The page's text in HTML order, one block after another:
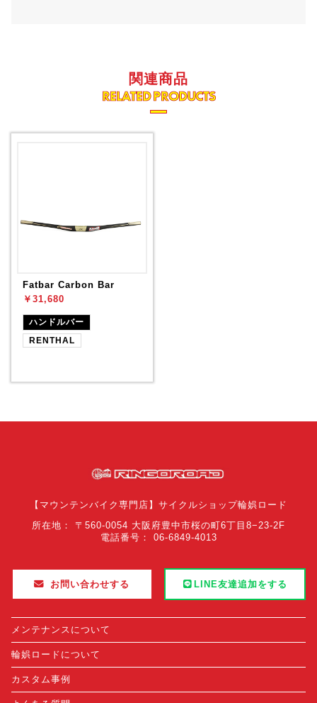
関連商品
RELATED PRODUCTS
Fatbar Carbon Bar
￥31,680
ハンドルバー
RENTHAL
【マウンテンバイク専門店】サイクルショップ輪娯ロード
所在地： 〒560-0054 大阪府豊中市桜の町6丁目8−23-2F
電話番号： 06-6849-4013
お問い合わせする LINE友達追加をする
メンテナンスについて
輪娯ロードについて
カスタム事例